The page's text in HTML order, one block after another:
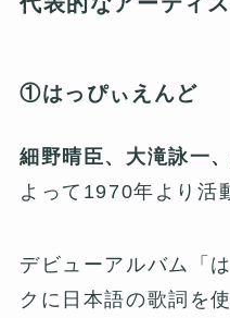
①はっぴぃえんど
細野晴臣、大滝詠一
よって1970年より活
デビューアルバム「
クに日本語の歌詞を